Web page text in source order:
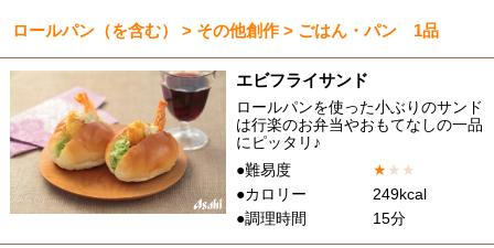
ロールパン（を含む） > その他創作 > ごはん・パン 1品
エビフライサンド
ロールパンを使った小ぶりのサンド
は行楽のお弁当やおもてなしの一品
にピッタリ♪
●難易度
★★ ★
●カロリー
249kcal
●調理時間
15分